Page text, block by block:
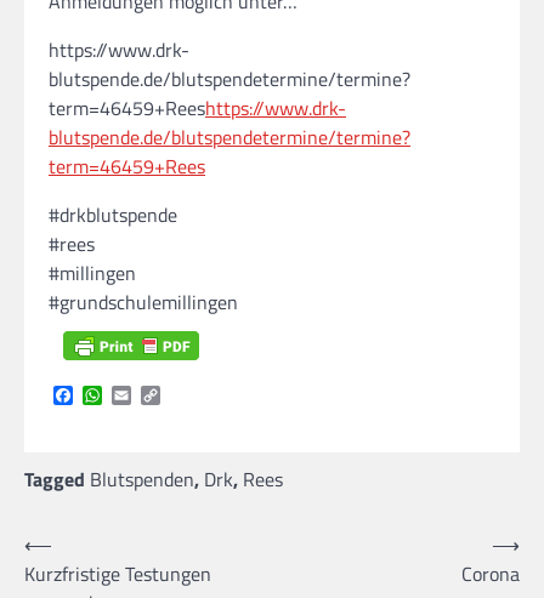
https://www.drk-
blutspende.de/blutspendetermine/termine?
term=46459+Reeshttps://www.drk-
blutspende.de/blutspendetermine/termine?
term=46459+Rees
#drkblutspende
#rees
#millingen
#grundschulemillingen
Facebook
WhatsApp
Email
Tagged Blutspenden, Drk, Rees
Beitragsnavigation
⟵
Kurzfristige Testungen
Corona
⟶